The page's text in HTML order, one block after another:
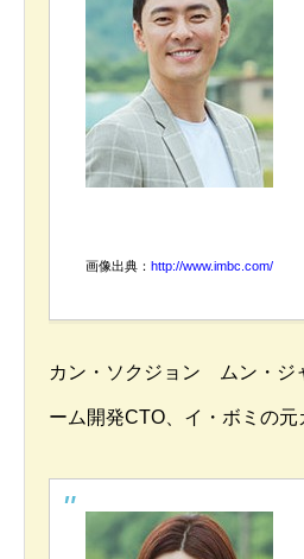
画像出典： http://www.imbc.com/
カン・ソクジョン ムン・
ーム開発CTO、イ・ボミの